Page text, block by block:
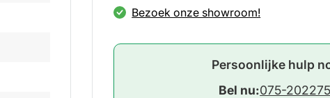
Bezoek onze showroom!
Persoonlijke hulp
Bel nu:075-